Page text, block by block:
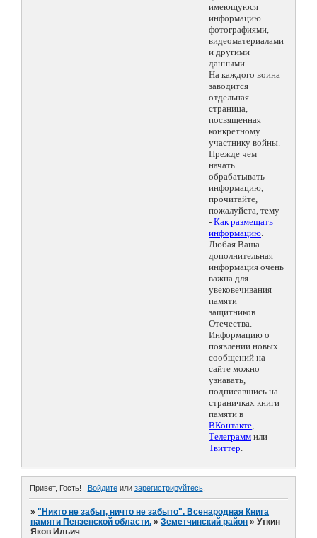
имеющуюся
информацию
фотографиями,
видеоматериалами
и другими
данными.
На каждого воина
заводится
отдельная
страница,
посвященная
конкретному
участнику войны.
Прежде чем
начать
обрабатывать
информацию,
прочитайте,
пожалуйста, тему
- Как размещать
информацию.
Любая Ваша
дополнительная
информация очень
важна для
увековечивания
памяти
защитников
Отечества.
Информацию о
появлении новых
сообщений на
сайте можно
узнавать,
подписавшись на
страничках книги
памяти в
ВКонтакте,
Телеграмм или
Твиттер.
Привет, Гость! Войдитеили зарегистрируйтесь.
»"Никто не забыт, ничто не забыто". Всенародная Книга
памяти Пензенской области. »Земетчинский район »Уткин
Яков Ильич